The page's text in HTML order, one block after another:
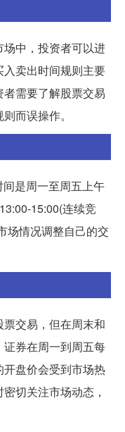
中，投资者可以进
卖出时间规则主要
需要了解股票交易
而误操作。
是周一至周五上午
15:00(连续竞
场情况调整自己的交
交易，但在周末和
券在周一到周五每
盘价会受到市场热
切关注市场动态，